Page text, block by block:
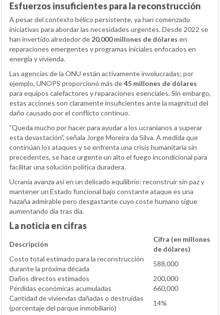
Esfuerzos insuficientes para la reconstrucción
A pesar del contexto bélico persistente, ya han comenzado
iniciativas para abordar las necesidades urgentes. Desde 2022 se
han invertido alrededor de 20.000 millones de dólares en
reparaciones emergentes y programas iniciales enfocados en
energía y vivienda.
Las agencias de la ONU están activamente involucradas; por
ejemplo, UNOPS proporcionó más de45 millones de dólares
para equipos calefactores y reparaciones esenciales. Sin embargo,
estas acciones son claramente insuficientes ante la magnitud del
daño causado por el conflicto continuo.
"Queda mucho por hacer para ayudar a los ucranianos a superar
esta devastación", señala Jorge Moreira da Silva. A medida que
continúan los ataques y se enfrenta una crisis humanitaria sin
precedentes, se hace urgente un alto el fuego incondicional para
facilitar una solución política duradera.
Ucrania avanza así en un delicado equilibrio: reconstruir sin paz y
mantener un Estado funcional bajo constante ataque es una
hazaña admirable pero desgastante cuyo coste humano sigue
aumentando día tras día.
La noticia en cifras
Descripción
Cifra (en millones
de dólares)
Costo total estimado para la reconstrucción
durante la próxima década
588,000
Daños directos estimados
200,000
Pérdidas económicas acumuladas
660,000
Cantidad de viviendas dañadas o destruidas
(porcentaje del parque inmobiliario)
14%